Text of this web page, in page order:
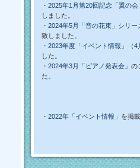
・2025年1月第20回記念「翼の
しました。
・2024年5月「音の花束」シリー
致しました。
・2023年度「イベント情報」（4
した。
・2024年3月「ピアノ発表会」の
た。
・2022年「イベント情報」 を掲